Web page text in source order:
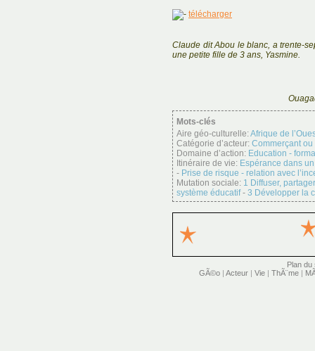
télécharger
Claude dit Abou le blanc, a trente-
une petite fille de 3 ans, Yasmine.
Mots-clés
Aire géo-culturelle:Afrique de
Catégorie d’acteur: Commerçant ou
Domaine d’action: Education -
Itinéraire de vie: Espérance dans
- Prise de risque - relation avec
Mutation sociale: 1 Diffuser,
système éducatif- 3 Développer la
Plan du
GÃ©o | Acteur | Vie | ThÃ¨me |